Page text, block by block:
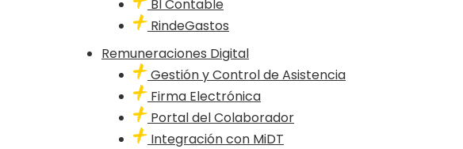
BI Contable
RindeGastos
Remuneraciones Digital
Gestión y Control de Asistencia
Firma Electrónica
Portal del Colaborador
Integración con MiDT